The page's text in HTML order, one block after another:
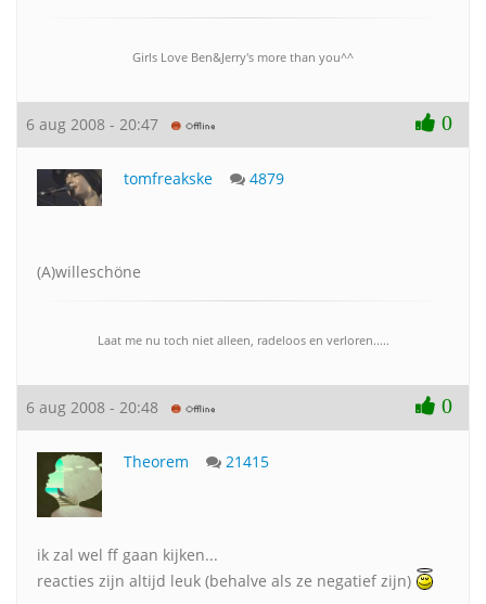
Girls Love Ben&Jerry's more than you^^
6 aug 2008 - 20:47 0
tomfreakske 4879
(A)willeschöne
Laat me nu toch niet alleen, radeloos en verloren.....
6 aug 2008 - 20:48 0
Theorem 21415
ik zal wel ff gaan kijken...
reacties zijn altijd leuk (behalve als ze negatief zijn)